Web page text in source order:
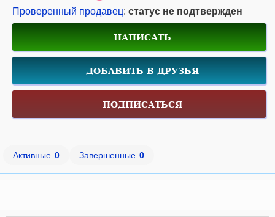
Проверенный продавец: статус не подтвержден
НАПИСАТЬ
ДОБАВИТЬ В ДРУЗЬЯ
ПОДПИСАТЬСЯ
Активные 0 Завершенные 0